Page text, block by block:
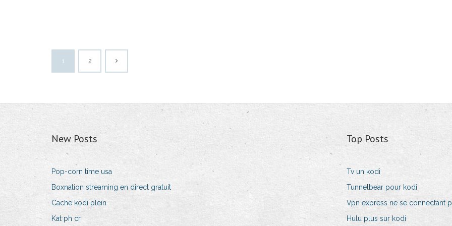
1 2
New Posts
Pop-corn time usa
Boxnation streaming en direct gratuit
Cache kodi plein
Kat ph cr
Top Posts
Tv un kodi
Tunnelbear pour kodi
Vpn express ne se connectant
Hulu plus sur kodi